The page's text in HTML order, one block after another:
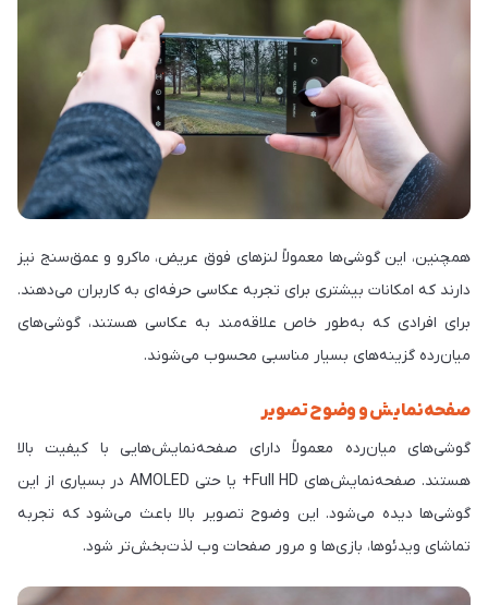
همچنین، این گوشی‌ها معمولاً لنزهای فوق عریض، ماکرو و عمق‌سنج نیز
دارند که امکانات بیشتری برای تجربه عکاسی حرفه‌ای به کاربران می‌دهند.
برای افرادی که به‌طور خاص علاقه‌مند به عکاسی هستند، گوشی‌های
میان‌رده گزینه‌های بسیار مناسبی محسوب می‌شوند.
صفحه‌نمایش و وضوح تصویر
گوشی‌های میان‌رده معمولاً دارای صفحه‌نمایش‌هایی با کیفیت بالا
هستند. صفحه‌نمایش‌های Full HD+ یا حتی AMOLED در بسیاری از این
گوشی‌ها دیده می‌شود. این وضوح تصویر بالا باعث می‌شود که تجربه
تماشای ویدئوها، بازی‌ها و مرور صفحات وب لذت‌بخش‌تر شود.